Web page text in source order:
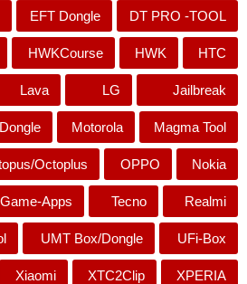
DT PRO -TOOL
EFT Dongle
HTC
HWK
HWKCourse
Jailbreak
LG
Lava
Magma Tool
Motorola
Nokia
OPPO
Octoplus
Realmi
Tecno
Apps
UFi-Box
UMT Box/Dongle
XPERIA
XTC2Clip
Xiaomi